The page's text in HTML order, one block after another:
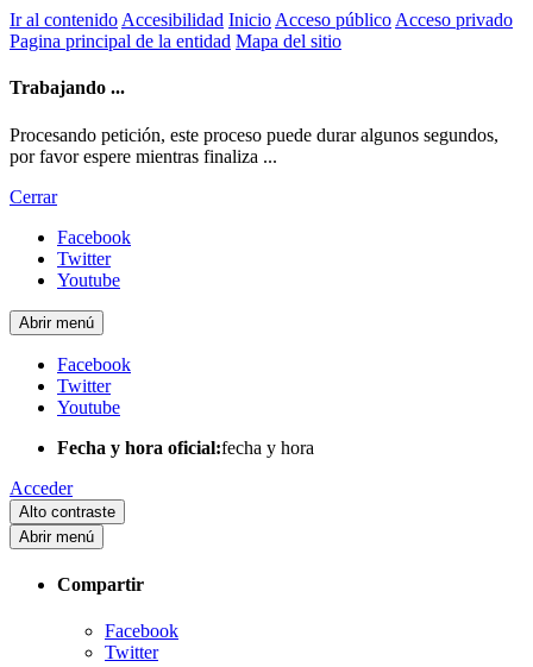
Ir al contenido Accesibilidad Inicio Acceso público Acceso privado
Pagina principal de la entidad Mapa del sitio
Trabajando ...
Procesando petición, este proceso puede durar algunos segundos,
por favor espere mientras finaliza ...
Cerrar
Facebook
Twitter
Youtube
Abrir menú
Facebook
Twitter
Youtube
Fecha y hora oficial:fecha y hora
Acceder
Alto contraste
Abrir menú
Compartir
Facebook
Twitter